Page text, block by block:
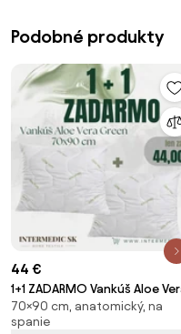
Podobné produkty
44 €
1+1 ZADARMO Vankúš Aloe
Green 70x90 cm –
hypoalergénny (2 ks)
70×90 cm, anatomický, na
spanie